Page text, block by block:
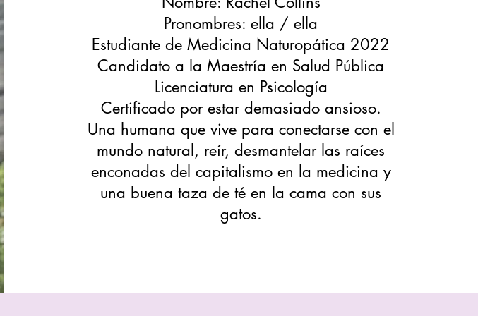
Pronombres: ella / ella
Estudiante de Medicina Naturopática 2022
Candidato a la Maestría en Salud Pública
Licenciatura en Psicología
Certificado por estar demasiado ansioso.
Una humana que vive para conectarse con el
mundo natural, reír, desmantelar las raíces
enconadas del capitalismo en la medicina y
una buena taza de té en la cama con sus
gatos.